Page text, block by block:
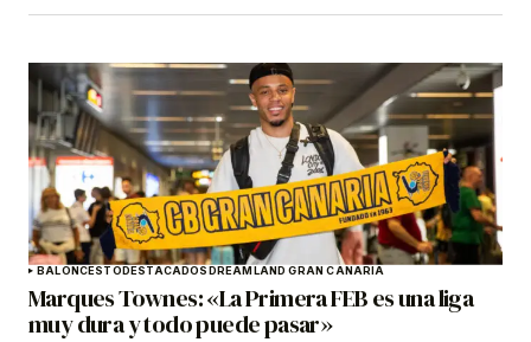
BALONCESTODESTACADOSDREAMLAND GRAN CANARIA
Marques Townes: «La Primera FEB es una liga
muy dura y todo puede pasar»